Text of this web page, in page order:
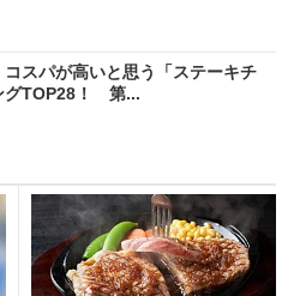
コスパが高いと思う「ステーキチ
グTOP28！ 第...